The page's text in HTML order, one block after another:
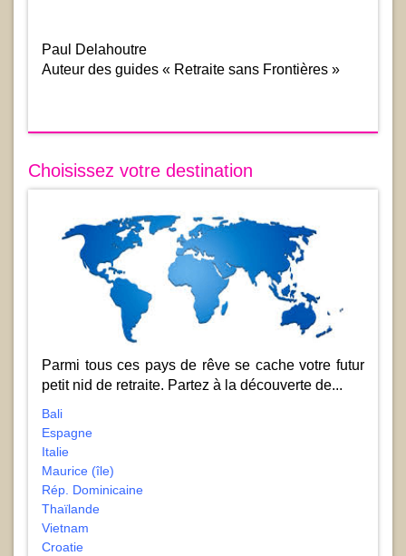
Paul Delahoutre
Auteur des guides « Retraite sans Frontières »
Choisissez votre destination
Parmi tous ces pays de rêve se cache votre futur
petit nid de retraite. Partez à la découverte de...
Bali
Espagne
Italie
Maurice (île)
Rép. Dominicaine
Thaïlande
Vietnam
Croatie